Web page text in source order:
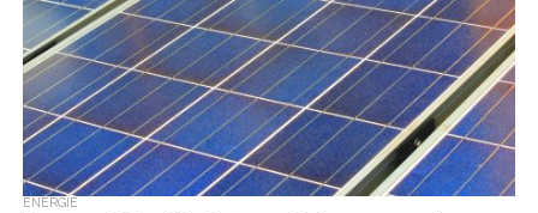
ENERGIE